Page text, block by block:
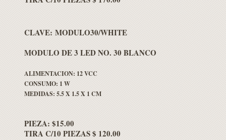
CLAVE: MODULO30/WHITE
MODULO DE 3 LED NO. 30 BLANCO
ALIMENTACION: 12 VCC
CONSUMO: 1 W
MEDIDAS: 5.5 X 1.5 X 1 CM
PIEZA: $15.00
TIRA C/10 PIEZAS $ 120.00